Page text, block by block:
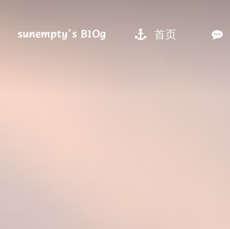
sunempty's B1Og 首页